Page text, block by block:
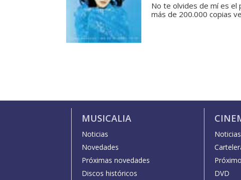
No te olvides de mí es el
más de 200.000 copias
MUSICALIA
Noticias
Novedades
Próximas novedades
Discos históricos
Noticias
DVD